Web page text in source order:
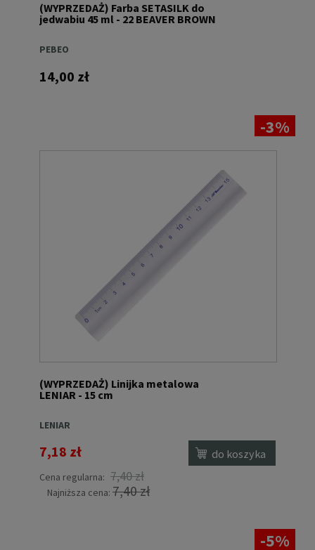
(WYPRZEDAŻ) Farba SETASILK do
jedwabiu 45 ml - 22 BEAVER BROWN
PEBEO
14,00 zł
(WYPRZEDAŻ) Linijka metalowa
LENIAR - 15 cm
LENIAR
7,18 zł
Cena regularna: 7,40 zł
Najniższa cena: 7,40 zł
do koszyka
-3%
-5%